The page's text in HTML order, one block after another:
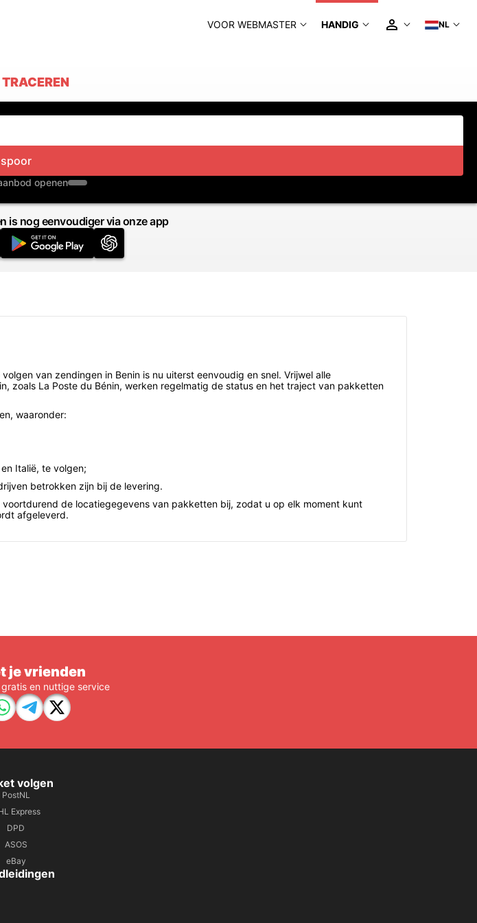
VOOR WEBMASTER HANDIG NL
spoor
openen
is nog eenvoudiger via onze app
van zendingen in Benin is nu uiterst eenvoudig en snel. Vrijwel alle
zoals La Poste du Bénin, werken regelmatig de status en het traject van pakketten
waaronder:
Italië, te volgen;
betrokken zijn bij de levering.
de locatiegegevens van pakketten bij, zodat u op elk moment kunt
afgeleverd.
je vrienden
en nuttige service
volgen
PostNL
Express
DPD
ASOS
eBay